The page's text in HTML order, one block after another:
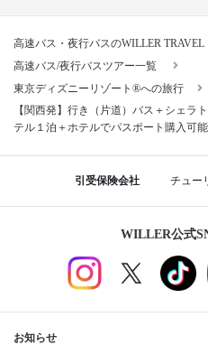
高速バス・夜行バスのWILLER TRAVEL
高速バス/夜行バスツアー一覧
東京ディズニーリゾート®への旅行
【関西発】行き（片道）バス＋シェラ
テル１泊＋ホテルでパスポート購入可能
引受保険会社 チュー
WILLER公式
お知らせ